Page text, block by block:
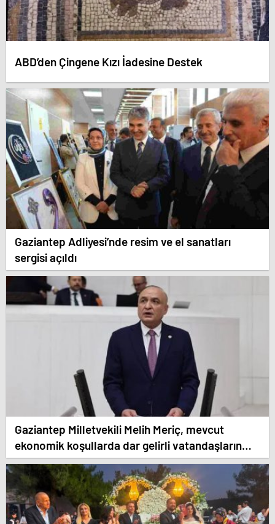
ABD’den Çingene Kızı İadesine Destek
Gaziantep Adliyesi’nde resim ve el sanatları
sergisi açıldı
Gaziantep Milletvekili Melih Meriç, mevcut
ekonomik koşullarda dar gelirli vatandaşların
konut sahibi olmasının neredeyse imkânsız